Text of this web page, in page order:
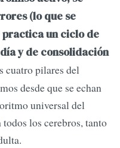
(lo que se
practica un ciclo de
y de consolidación
cuatro pilares del
desde que se echan
universal del
los cerebros, tanto